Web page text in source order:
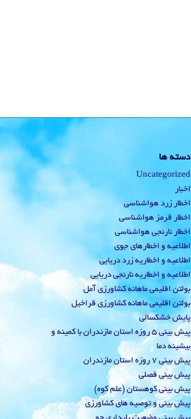
دسته ها
Uncategorized
اخبار
اخطار زرد هواشناسی
اخطار قرمز هواشناسی
اخطار نارنجی هواشناسی
اطلاعیه و اخطارهای جوی
اطلاعیه و اخطاریه زرد دریایی
اطلاعیه و اخطاریه نارنجی دریایی
بولتن اقلیمی ماهانه کشاورزی آمل
بولتن اقلیمی ماهانه کشاورزی قراخیل
پایش خشکسالی
پیش بینی 5 روزه استان مازندران با کمینه و
بیشینه دما
پیش بینی 7 روزه استان مازندران
پیش بینی فصلی
پیش بینی کوهستان (علم کوه)
پیش بینی و توصیه های کشاورزی